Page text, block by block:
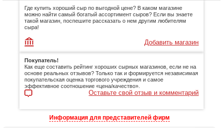
Где купить хороший сыр по выгодной цене? В каком магазине
можно найти самый богатый ассортимент сыров? Если вы знаете
такой магазин, поспешите рассказать о нем другим любителям
сыра!
Добавить магазин
Покупатель!
Как еще составить рейтинг хороших сырных магазинов, если не на
основе реальных отзывов? Только так и формируется независимая
покупательская оценка торгового учреждения и самое
эффективное соотношение «цена/качество».
Оставьте свой отзыв и комментарий
Информация для представителей фирм